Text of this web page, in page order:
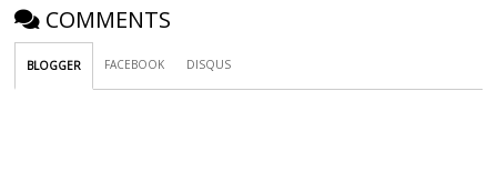
COMMENTS
BLOGGER FACEBOOK DISQUS